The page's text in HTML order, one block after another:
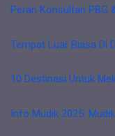
Peran Konsultan PBG
Tempat Luar Biasa Di
10 Destinasi Untuk
Info Mudik 2025: